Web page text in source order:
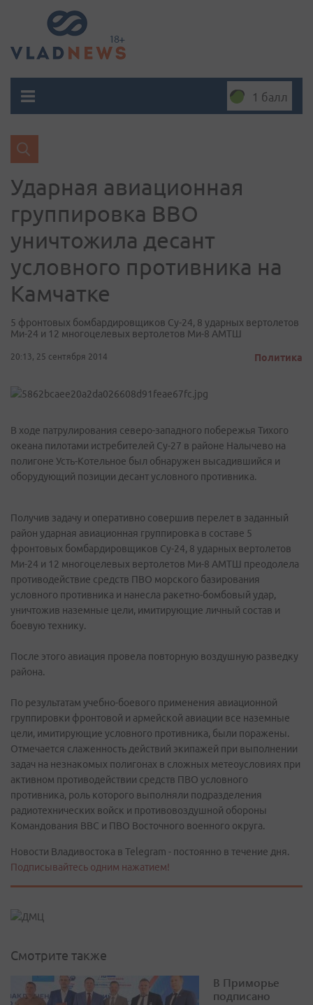
1 балл
Ударная авиационная
группировка ВВО
уничтожила десант
условного противника на
Камчатке
5 фронтовых бомбардировщиков Су-24, 8 ударных вертолетов
Ми-24 и 12 многоцелевых вертолетов Ми-8 АМТШ
20:13, 25 сентября 2014 Политика
В ходе патрулирования северо-западного побережья Тихого
океана пилотами истребителей Су-27 в районе Налычево на
полигоне Усть-Котельное был обнаружен высадившийся и
оборудующий позиции десант условного противника.
Получив задачу и оперативно совершив перелет в заданный
район ударная авиационная группировка в составе 5
фронтовых бомбардировщиков Су-24, 8 ударных вертолетов
Ми-24 и 12 многоцелевых вертолетов Ми-8 АМТШ преодолела
противодействие средств ПВО морского базирования
условного противника и нанесла ракетно-бомбовый удар,
уничтожив наземные цели, имитирующие личный состав и
боевую технику.
После этого авиация провела повторную воздушную разведку
района.
По результатам учебно-боевого применения авиационной
группировки фронтовой и армейской авиации все наземные
цели, имитирующие условного противника, были поражены.
Отмечается слаженность действий экипажей при выполнении
задач на незнакомых полигонах в сложных метеоусловиях при
активном противодействии средств ПВО условного
противника, роль которого выполняли подразделения
радиотехнических войск и противовоздушной обороны
Командования ВВС и ПВО Восточного военного округа.
Новости Владивостока в Telegram - постоянно в течение дня.
Подписывайтесь одним нажатием!
Смотрите также
В Приморье
подписано